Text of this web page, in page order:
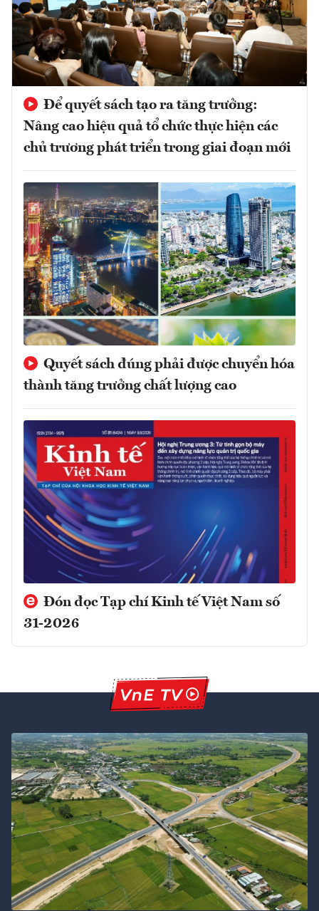
Để quyết sách tạo ra tăng trưởng:
Nâng cao hiệu quả tổ chức thực hiện các
chủ trương phát triển trong giai đoạn mới
Quyết sách đúng phải được chuyển hóa
thành tăng trưởng chất lượng cao
Đón đọc Tạp chí Kinh tế Việt Nam số
31-2026